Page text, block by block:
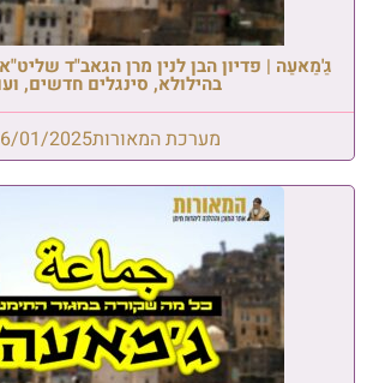
גַ'מַאעַה | פדיון הבן לנין מרן הגאב"ד
בהילולא, סינגלים חדשים,
מערכת המאורות01/2025